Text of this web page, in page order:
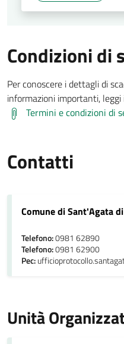
Condizioni di
Per conoscere i dettagli di
informazioni importanti,
Termini e condizioni di
Contatti
Comune di Sant'Agata
Telefono:0981 62890
Telefono:0981 62900
Pec:
Unità